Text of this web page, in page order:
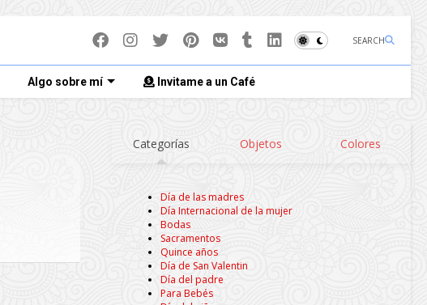
SEARCH
Algo sobre mí Invitame a un Café
Categorías Objetos Colores
Día de las madres
Día Internacional de la mujer
Bodas
Sacramentos
Quince años
Día de San Valentin
Día del padre
Para Bebés